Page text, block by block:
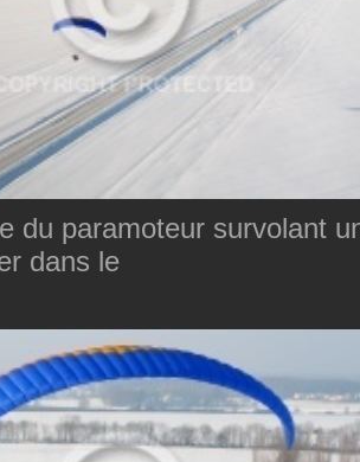
du paramoteur survolant
dans le